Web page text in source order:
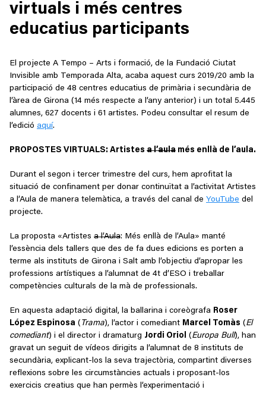
virtuals i més centres
educatius participants
El projecte A Tempo – Arts i formació, de la Fundació Ciutat
Invisible amb Temporada Alta, acaba aquest curs 2019/20 amb la
participació de 48 centres educatius de primària i secundària de
l’àrea de Girona (14 més respecte a l’any anterior) i un total 5.445
alumnes, 627 docents i 61 artistes. Podeu consultar el resum de
l’edició aquí.
PROPOSTES VIRTUALS: Artistes a l’aula més enllà de l’aula.
Durant el segon i tercer trimestre del curs, hem aprofitat la
situació de confinament per donar continuïtat a l’activitat Artistes
a l’Aula de manera telemàtica, a través del canal de YouTube del
projecte.
La proposta «Artistes a l’Aula: Més enllà de l’Aula» manté
l’essència dels tallers que des de fa dues edicions es porten a
terme als instituts de Girona i Salt amb l’objectiu d’apropar les
professions artístiques a l’alumnat de 4t d’ESO i treballar
competències culturals de la mà de professionals.
En aquesta adaptació digital, la ballarina i coreògrafa Roser
López Espinosa ( Trama), l’actor i comediant Marcel Tomàs (El
comediant) i el director i dramaturg Jordi Oriol (Europa Bull), han
gravat un seguit de vídeos dirigits a l’alumnat de 8 instituts de
secundària, explicant-los la seva trajectòria, compartint diverses
reflexions sobre les circumstàncies actuals i proposant-los
exercicis creatius que han permès l’experimentació i